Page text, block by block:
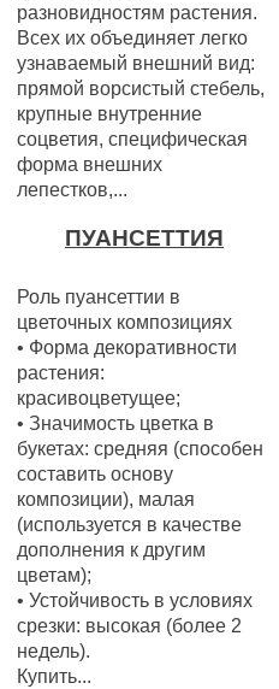
разновидностям растения.
Всех их объединяет легко
узнаваемый внешний вид:
прямой ворсистый стебель,
крупные внутренние
соцветия, специфическая
форма внешних
лепестков,...
ПУАНСЕТТИЯ
Роль пуансеттии в
цветочных композициях
• Форма декоративности
растения:
красивоцветущее;
• Значимость цветка в
букетах: средняя (способен
составить основу
композиции), малая
(используется в качестве
дополнения к другим
цветам);
• Устойчивость в условиях
срезки: высокая (более 2
недель).
Купить...